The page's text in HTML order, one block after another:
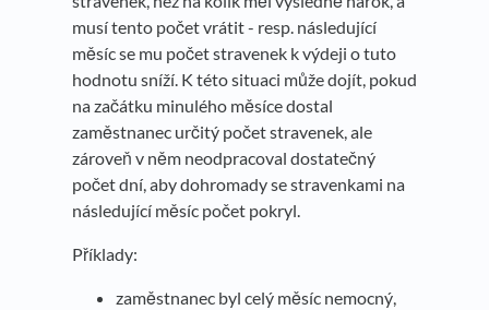
musí tento počet vrátit - resp. následující
měsíc se mu počet stravenek k výdeji o tuto
hodnotu sníží. K této situaci může dojít, pokud
na začátku minulého měsíce dostal
zaměstnanec určitý počet stravenek, ale
zároveň v něm neodpracoval dostatečný
počet dní, aby dohromady se stravenkami na
následující měsíc počet pokryl.
Příklady:
zaměstnanec byl celý měsíc nemocný,